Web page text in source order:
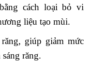
cách loại bỏ vi
liệu tạo mùi.
giúp giảm mức
răng.